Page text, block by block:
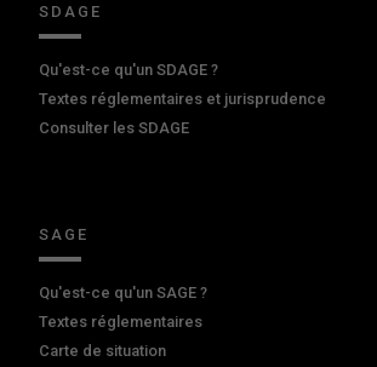
SDAGE
Qu'est-ce qu'un SDAGE ?
Textes réglementaires et jurisprudence
Consulter les SDAGE
SAGE
Qu'est-ce qu'un SAGE ?
Textes réglementaires
Carte de situation